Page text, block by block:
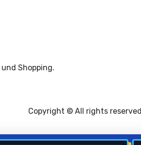
Shopping.
Copyright © All rights reserved